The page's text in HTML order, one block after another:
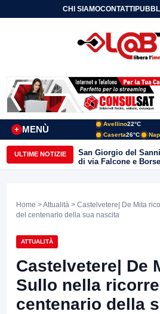
CHI SIAMOCONTATTI
MENÙ
+
Avellino22°C
Caserta26°C
ULTIME NOTIZIE
San Giorgio del
di via Falcone e
Lombardi replicano
Home >Attualità > Castelvetere| De Mita
del centenario della sua nascita
ATTUALITÀ
Castelvetere| De
Sullo nella
centenario della